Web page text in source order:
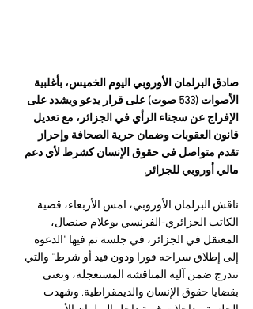
صادق البرلمان الأوروبي اليوم الخميس، بأغلبية
الأصوات (533 صوت) على قرار يدعو ويشدد على
الإفراج عن سجناء الرأي في الجزائر، مع تعديل
قانون العقوبات وضمان حرية الصحافة وإحراز
تقدم متواصل في حقوق الإنسان كشرط لأي دعم
مالي أوروبي للجزائر.
ناقش البرلمان الأوروبي، امس الأربعاء، قضية
الكاتب الجزائري-الفرنسي بوعلام صنصال،
المعتقل في الجزائر، في جلسة تم فيها "الدعوة
إلى إطلاق سراحه فورا ودون قيد أو شرط" والتي
تندرج ضمن آلية المناقشة المستعجلة، وتعنى
بقضايا حقوق الإنسان والديمقراطية. وشهدت